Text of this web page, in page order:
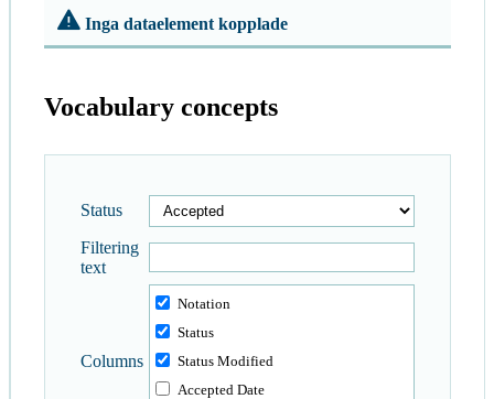
Inga dataelement kopplade
Vocabulary concepts
Status
Filtering
text
Columns
Notation
Status
Status Modified
Accepted Date